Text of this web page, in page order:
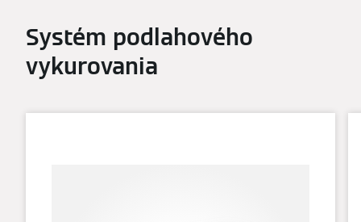
Systém podlahového
vykurovania